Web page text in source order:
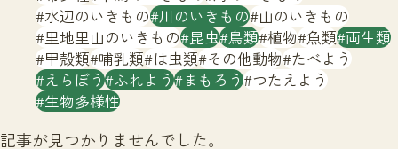
サイトマップ
水辺のいきもの 川のいきもの 山のいきもの
里地里山のいきもの 昆虫 鳥類 植物 魚類 両生類
甲殻類 哺乳類 は虫類 その他動物 たべよう
えらぼう ふれよう まもろう つたえよう
生物多様性
記事が見つかりませんでした。